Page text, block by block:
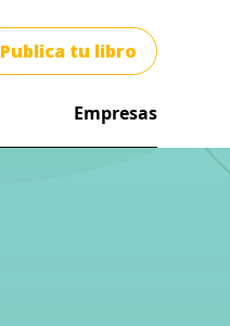
Publica tu libro
Empresas